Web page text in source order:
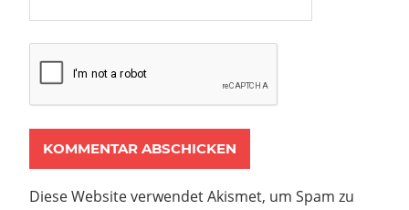
Diese Website verwendet Akismet, um Spam zu